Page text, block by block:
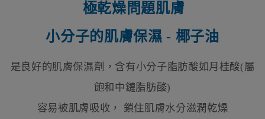
極乾燥問題肌膚
小分子的肌膚保濕 - 椰子油
是良好的肌膚保濕劑，含有小分子脂肪酸如月桂酸(屬
飽和中鏈脂肪酸)
容易被肌膚吸收， 鎖住肌膚水分滋潤乾燥